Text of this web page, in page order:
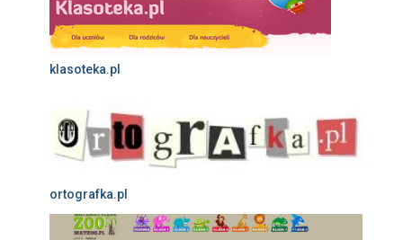
klasoteka.pl
ortografka.pl